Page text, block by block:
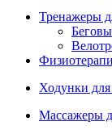
Тренажеры
Ходунки
Массажеры